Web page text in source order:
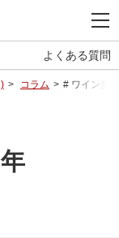
よくある質問
コラム # ワイン当